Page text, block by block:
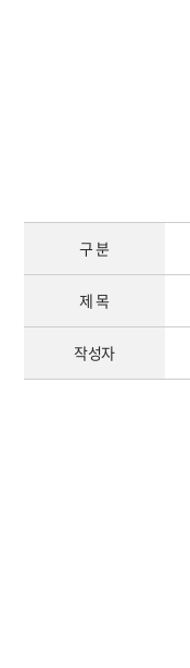
구 분
제 목
작성자